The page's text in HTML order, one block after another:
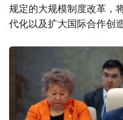
规定的大规模制度改革，
代化以及扩大国际合作创